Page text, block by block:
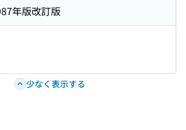
年版改訂版
少なく表示する